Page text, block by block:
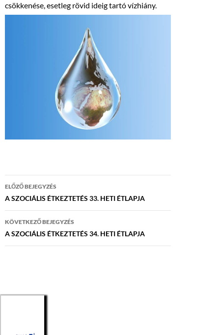
csökkenése, esetleg rövid ideig tartó vízhiány.
Bejegyzés
navigáció
ELŐZŐ BEJEGYZÉS
A SZOCIÁLIS ÉTKEZTETÉS 33. HETI ÉTLAPJA
KÖVETKEZŐ BEJEGYZÉS
A SZOCIÁLIS ÉTKEZTETÉS 34. HETI ÉTLAPJA